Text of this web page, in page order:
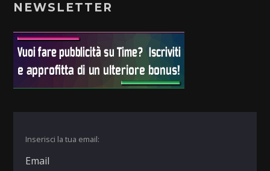
NEWSLETTER
Inserisci la tua email: